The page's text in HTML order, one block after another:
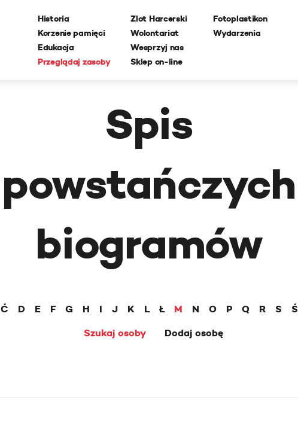
Historia
Korzenie pamięci
Edukacja
Przeglądaj zasoby
Zlot Harcerski
Wolontariat
Wesprzyj nas
Sklep on-line
Fotoplastikon
Wydarzenia
Spis
powstańczych
biogramów
Ć D E F G H I J K L Ł M N O P Q R S Ś
Szukaj osoby
Dodaj osobę